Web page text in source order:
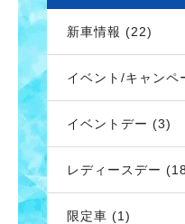
新車情報 (22)
イベント/キャンペ
イベントデー (3)
レディースデー
限定車 (1)